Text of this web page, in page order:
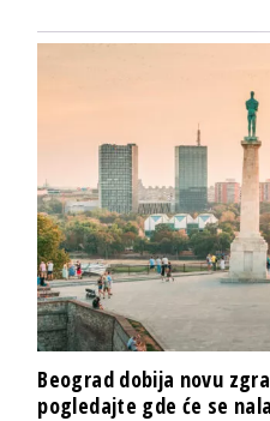
Beograd dobija novu
pogledajte gde će se